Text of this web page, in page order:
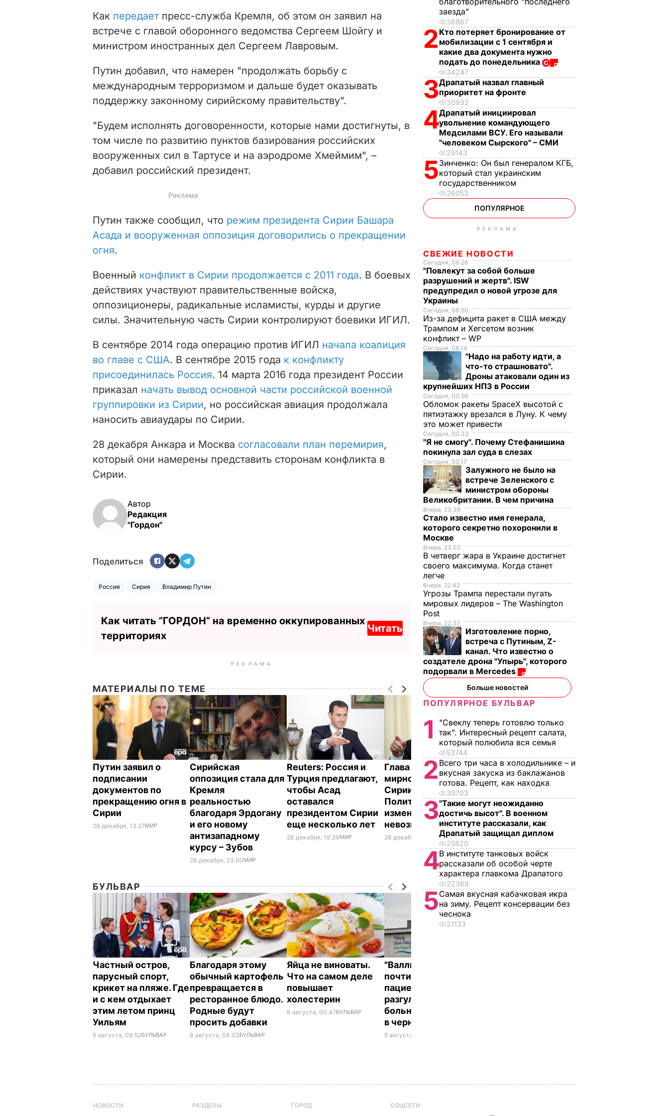
i
d
e
o
Как передаетпресс-служба Кремля, об этом он заявил на
встрече с главой оборонного ведомства Сергеем Шойгу и
министром иностранных дел Сергеем Лавровым.
Путин добавил, что намерен "продолжать борьбу с
международным терроризмом и дальше будет оказывать
поддержку законному сирийскому правительству".
"Будем исполнять договоренности, которые нами достигнуты, в
том числе по развитию пунктов базирования российских
вооруженных сил в Тартусе и на аэродроме Хмеймим", –
добавил российский президент.
Путин также сообщил, что режим президента Сирии Башара
Асада и вооруженная оппозиция договорились о прекращении
огня.
Военный конфликт в Сирии продолжается с 2011 года. В боевых
действиях участвуют правительственные войска,
оппозиционеры, радикальные исламисты, курды и другие
силы. Значительную часть Сирии контролируют боевики ИГИЛ.
В сентябре 2014 года операцию против ИГИЛ начала коалиция
во главе с США. В сентябре 2015 года к конфликту
присоединилась Россия. 14 марта 2016 года президент России
приказал начать вывод основной части российской военной
группировки из Сирии, но российская авиация продолжала
наносить авиаудары по Сирии.
28 декабря Анкара и Москва согласовали план перемирия,
который они намерены представить сторонам конфликта в
Сирии.
Автор
Редакция
"Гордон"
Поделиться
Россия Сирия Владимир Путин
Как читать ”ГОРДОН” на временно оккупированных
территориях
Читать
РЕКЛАМА
МАТЕРИАЛЫ ПО ТЕМЕ
Путин заявил о
подписании
документов по
прекращению огня в
Сирии
29 декабря, 13.27МИР
Сирийская
оппозиция стала для
Кремля
реальностью
благодаря Эрдогану
и его новому
антизападному
курсу – Зубов
28 декабря, 23.00МИР
Reuters: Россия и
Турция предлагают,
чтобы Асад
оставался
президентом Сирии
еще несколько лет
28 декабря, 19.29МИР
Глава МИД Турции о
мирном плане по
Сирии:
Политические
изменения с Асадом
невозможны
28 декабря, 15.57 МИР
Замглавы МИД РФ о
подготовленной
Британией и
Францией
резолюции по Сирии:
Из этой затеи ничего
не выйдет
28 декабря, 14.09МИР
БУЛЬВАР
Частный остров,
парусный спорт,
крикет на пляже. Где
и с кем отдыхает
этим летом принц
Уильям
6 августа, 09.52БУЛЬВАР
Благодаря этому
обычный картофель
превращается в
ресторанное блюдо.
Родные будут
просить добавки
6 августа, 08.03БУЛЬВАР
Яйца не виноваты.
Что на самом деле
повышает
холестерин
6 августа, 00.47БУЛЬВАР
"Валлийский упырь"
почти час пугал
пациентов,
разгуливая на крыше
больницы с косой и
в черном балахоне
5 августа, 23.32
заезда"
36867
2 Кто потеряет бронирование от
мобилизации с 1 сентября и
какие два документа нужно
подать до понедельника
34247
3Драпатый назвал главный
приоритет на фронте
30932
4Драпатый инициировал
увольнение командующего
Медсилами ВСУ. Его называли
"человеком Сырского" – СМИ
29143
5Зинченко: Он был генералом КГБ,
который стал украинским
государственником
26053
ПОПУЛЯРНОЕ
РЕКЛАМА
СВЕЖИЕ НОВОСТИ
Сегодня, 09.26
"Повлекут за собой больше
разрушений и жертв". ISW
предупредил о новой угрозе для
Украины
Сегодня, 08.50
Из-за дефицита ракет в США между
Трампом и Хегсетом возник
конфликт – WP
Сегодня, 08.14
"Надо на работу идти, а
что-то страшновато".
Дроны атаковали один из
крупнейших НПЗ в России
Сегодня, 00.56
Обломок ракеты SpaceX высотой с
пятиэтажку врезался в Луну. К чему
это может привести
Сегодня, 00.33
"Я не смогу". Почему Стефанишина
покинула зал суда в слезах
Сегодня, 00.17
Залужного не было на
встрече Зеленского с
министром обороны
Великобритании. В чем причина
Вчера, 23.39
Стало известно имя генерала,
которого секретно похоронили в
Москве
Вчера, 23.02
В четверг жара в Украине достигнет
своего максимума. Когда станет
легче
Вчера, 22.42
Угрозы Трампа перестали пугать
мировых лидеров – The Washington
Post
Вчера, 22.37
Изготовление порно,
встреча с Путиным, Z-
канал. Что известно о
создателе дрона "Упырь", которого
подорвали в Mercedes
Больше новостей
ПОПУЛЯРНОЕ БУЛЬВАР
1
"Свеклу теперь готовлю только
так". Интересный рецепт салата,
который полюбила вся семья
53744
2 Всего три часа в холодильнике – и
вкусная закуска из баклажанов
готова. Рецепт, как находка
39703
3"Такие могут неожиданно
достичь высот". В военном
институте рассказали, как
Драпатый защищал диплом
25820
4В институте танковых войск
рассказали об особой черте
характера главкома Драпатого
22369
5Самая вкусная кабачковая икра
на зиму. Рецепт консервации без
чеснока
21133
НОВОСТИ РАЗДЕЛЫ ГОРОД СОЦСЕТИ